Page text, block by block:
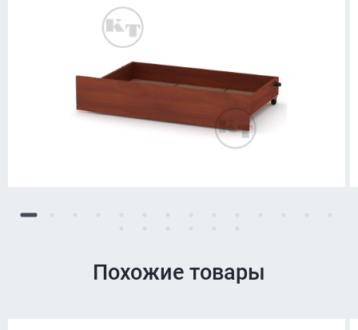
Похожие товары